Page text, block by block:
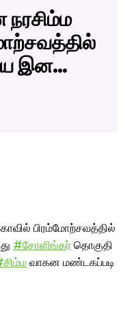
இன…
பிரம்மோற்சவத்தில்
#சோளிங்கர்தொகுதி
வாகன மண்டகப்படி